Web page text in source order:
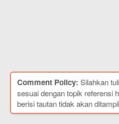
Comment Policy: Silahkan
sesuai dengan topik referensi
berisi tautan tidak akan